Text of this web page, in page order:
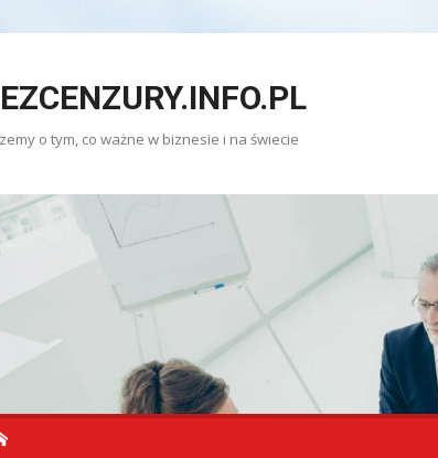
o tym, co ważne w biznesie i na świecie